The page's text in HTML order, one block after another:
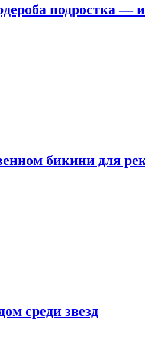
подростка —
бикини для
среди звезд